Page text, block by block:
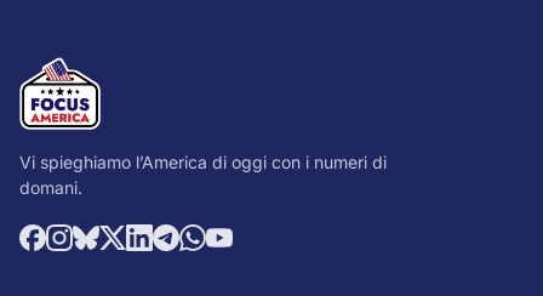
Vi spieghiamo l’America di oggi con i numeri di
domani.